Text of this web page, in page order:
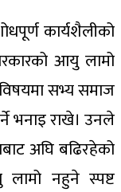
कार्यशैलीको
आयु लामो
सभ्य समाज
भनाइ राखे। उनले
अघि बढिरहेको
नहुने स्पष्ट